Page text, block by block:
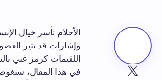
الأحلام تأسر خيال
وإشارات قد تثير
اللقيمات كرمز غني
في هذا المقال،